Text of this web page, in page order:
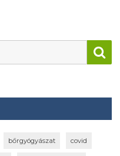
bőrgyógyászat covid